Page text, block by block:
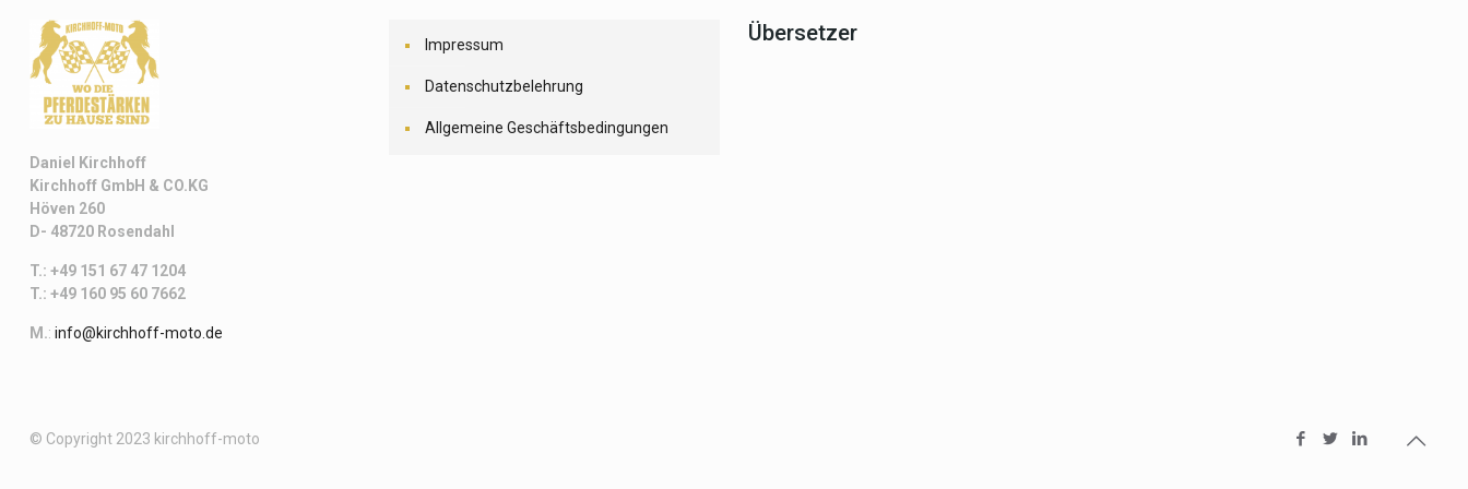
Daniel Kirchhoff
Kirchhoff GmbH & CO.KG
Höven 260
D- 48720 Rosendahl
T.: +49 151 67 47 1204
T.: +49 160 95 60 7662
M.: info@kirchhoff-moto.de
Impressum
Datenschutzbelehrung
Allgemeine Geschäftsbedingungen
Übersetzer
© Copyright 2023 kirchhoff-moto